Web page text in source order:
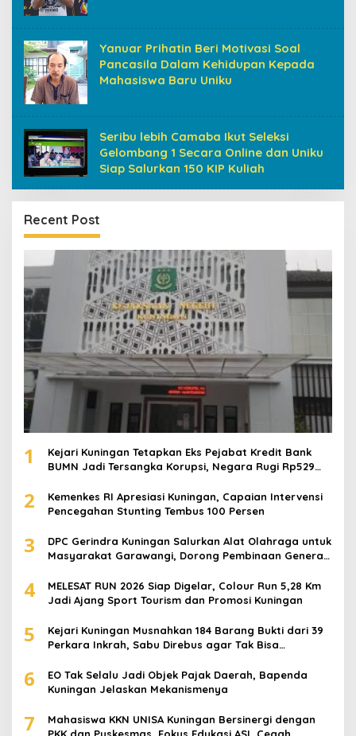
Yanuar Prihatin Beri Motivasi Soal
Pancasila Dalam Kehidupan Kepada
Mahasiswa Baru Uniku
Seribu lebih Camaba Ikut Seleksi
Gelombang 1 Secara Online dan Uniku
Siap Salurkan 150 KIP Kuliah
Recent Post
1
Kejari Kuningan Tetapkan Eks Pejabat Kredit Bank
BUMN Jadi Tersangka Korupsi, Negara Rugi Rp529
2
Kemenkes RI Apresiasi Kuningan, Capaian Intervensi
Pencegahan Stunting Tembus 100 Persen
3
DPC Gerindra Kuningan Salurkan Alat Olahraga untuk
Masyarakat Garawangi, Dorong Pembinaan Generasi
4
MELESAT RUN 2026 Siap Digelar, Colour Run 5,28 Km
Jadi Ajang Sport Tourism dan Promosi Kuningan
5
Kejari Kuningan Musnahkan 184 Barang Bukti dari 39
Perkara Inkrah, Sabu Direbus agar Tak Bisa
6
EO Tak Selalu Jadi Objek Pajak Daerah, Bapenda
Kuningan Jelaskan Mekanismenya
7
Mahasiswa KKN UNISA Kuningan Bersinergi dengan